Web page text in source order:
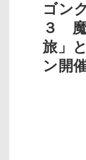
ゴン
３ 魔
旅」
ン開